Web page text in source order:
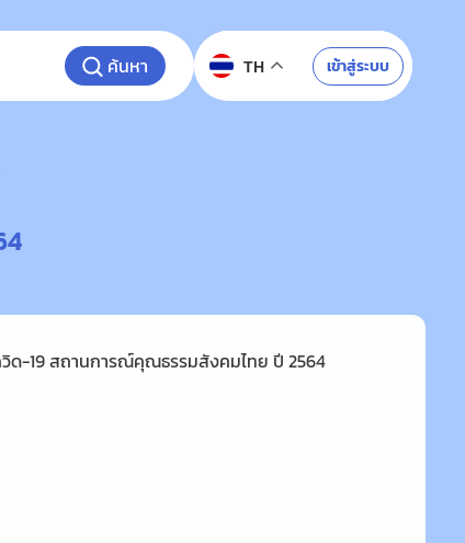
ค้นหา TH เข้าสู่ระบบ
ด-19 สถานการณ์คุณธรรมสังคมไทย ปี 2564